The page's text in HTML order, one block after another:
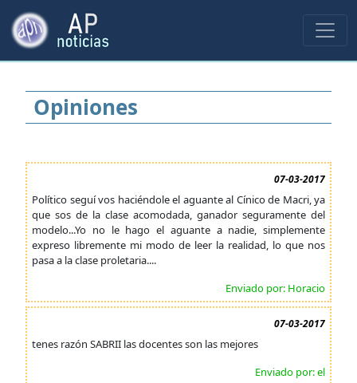
Opiniones
07-03-2017
Político seguí vos haciéndole el aguante al Cínico de Macri, ya
que sos de la clase acomodada, ganador seguramente del
modelo...Yo no le hago el aguante a nadie, simplemente
expreso libremente mi modo de leer la realidad, lo que nos
pasa a la clase proletaria....
Enviado por: Horacio
07-03-2017
tenes razón SABRII las docentes son las mejores
Enviado por: el